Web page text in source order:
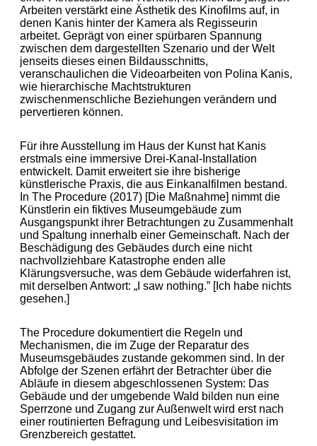
Arbeiten verstärkt eine Ästhetik des Kinofilms auf, in
denen Kanis hinter der Kamera als Regisseurin
arbeitet. Geprägt von einer spürbaren Spannung
zwischen dem dargestellten Szenario und der Welt
jenseits dieses einen Bildausschnitts,
veranschaulichen die Videoarbeiten von Polina Kanis,
wie hierarchische Machtstrukturen
zwischenmenschliche Beziehungen verändern und
pervertieren können.
Für ihre Ausstellung im Haus der Kunst hat Kanis
erstmals eine immersive Drei-Kanal-Installation
entwickelt. Damit erweitert sie ihre bisherige
künstlerische Praxis, die aus Einkanalfilmen bestand.
In The Procedure (2017) [Die Maßnahme] nimmt die
Künstlerin ein fiktives Museumgebäude zum
Ausgangspunkt ihrer Betrachtungen zu Zusammenhalt
und Spaltung innerhalb einer Gemeinschaft. Nach der
Beschädigung des Gebäudes durch eine nicht
nachvollziehbare Katastrophe enden alle
Klärungsversuche, was dem Gebäude widerfahren ist,
mit derselben Antwort: „I saw nothing.” [Ich habe nichts
gesehen.]
The Procedure dokumentiert die Regeln und
Mechanismen, die im Zuge der Reparatur des
Museumsgebäudes zustande gekommen sind. In der
Abfolge der Szenen erfährt der Betrachter über die
Abläufe in diesem abgeschlossenen System: Das
Gebäude und der umgebende Wald bilden nun eine
Sperrzone und Zugang zur Außenwelt wird erst nach
einer routinierten Befragung und Leibesvisitation im
Grenzbereich gestattet.